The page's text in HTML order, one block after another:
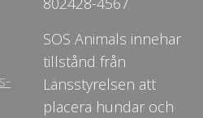
SOS Animals innehar
tillstånd från
Länsstyrelsen att
placera hundar och